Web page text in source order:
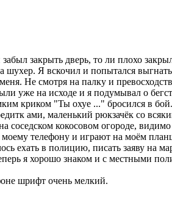
закрыть дверь, то ли плохо
шухер. Я вскочил и попытался
Не смотря на палку и
уже на исходе и я подумывал о
криком "Ты охуе ..." бросился в
ами, маленький рюкзачёк со
соседском кокосовом огороде,
телефону и играют на моём
ехать в полицию, писать заяву на
я хорошо знаком и с местными
шрифт очень мелкий.